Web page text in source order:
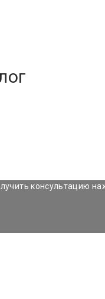
консультацию